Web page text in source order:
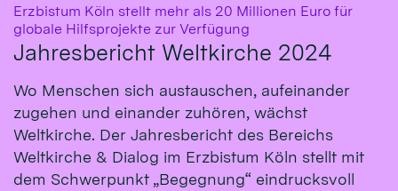
Erzbistum Köln stellt mehr als 20 Millionen Euro für
globale Hilfsprojekte zur Verfügung
Jahresbericht Weltkirche 2024
Wo Menschen sich austauschen, aufeinander
zugehen und einander zuhören, wächst
Weltkirche. Der Jahresbericht des Bereichs
Weltkirche & Dialog im Erzbistum Köln stellt mit
dem Schwerpunkt „Begegnung“ eindrucksvoll